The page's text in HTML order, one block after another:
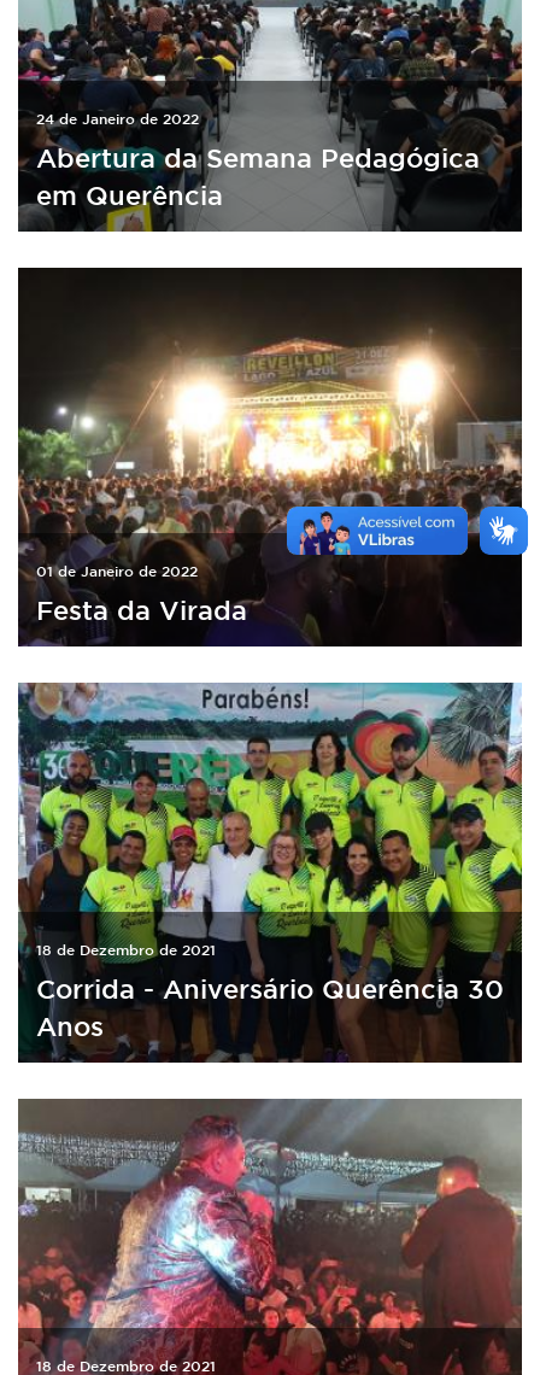
24 de Janeiro de 2022
Abertura da Semana Pedagógica
em Querência
01 de Janeiro de 2022
Festa da Virada
18 de Dezembro de 2021
Corrida - Aniversário Querência 30
Anos
18 de Dezembro de 2021